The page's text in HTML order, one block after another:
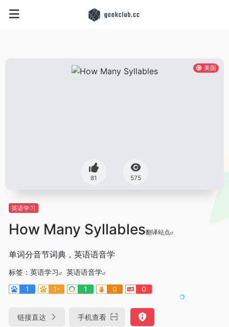
美国
81 575
英语学习
How Many Syllables翻译站点
单词分音节词典，英语语音学
标签： 英语学习
英语语音学
1
1- 1 0 0
链接直达 手机查看